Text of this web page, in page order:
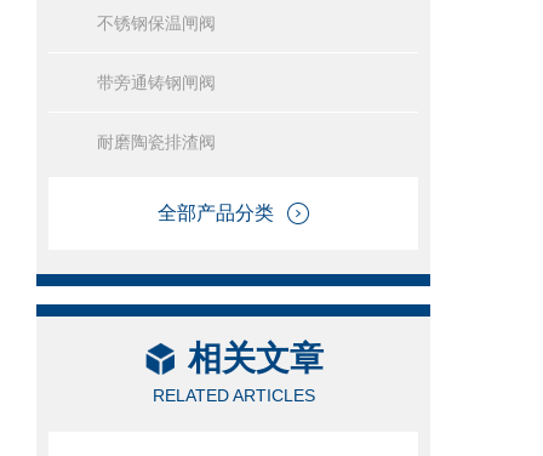
不锈钢保温闸阀
带旁通铸钢闸阀
耐磨陶瓷排渣阀
全部产品分类
相关文章
RELATED ARTICLES